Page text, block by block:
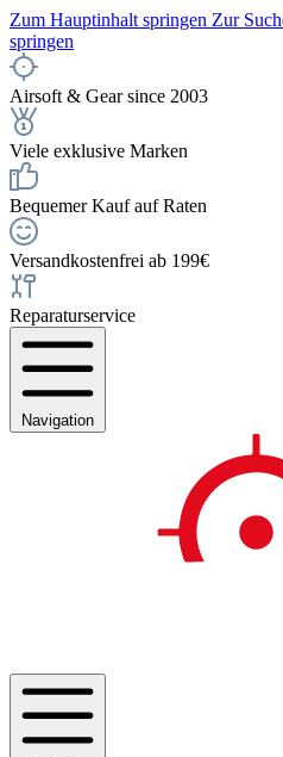
Zum Hauptinhalt springen Zur
springen
Airsoft & Gear since 2003
Viele exklusive Marken
Bequemer Kauf auf Raten
Versandkostenfrei ab 199€
Reparaturservice
Navigation